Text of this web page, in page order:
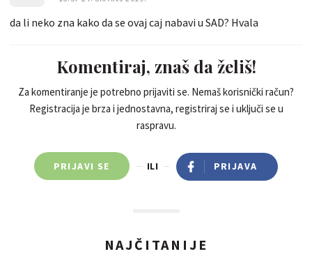
da li neko zna kako da se ovaj caj nabavi u SAD? Hvala
Komentiraj, znaš da želiš!
Za komentiranje je potrebno prijaviti se. Nemaš korisnički račun?
Registracija je brza i jednostavna, registriraj se i uključi se u
raspravu.
PRIJAVI SE ILI PRIJAVA
NAJČITANIJE